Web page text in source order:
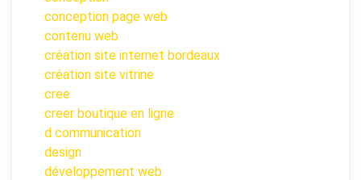
conception page web
contenu web
création site internet bordeaux
création site vitrine
cree
creer boutique en ligne
d communication
design
développement web